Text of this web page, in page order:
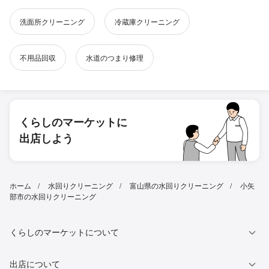
洗面所クリーニング 冷蔵庫クリーニング
不用品回収 水道のつまり修理
くらしのマーケットに
出店しよう
ホーム 水回りクリーニング 富山県の水回りクリーニング
小矢
部市の水回りクリーニング
くらしのマーケットについて
出店について